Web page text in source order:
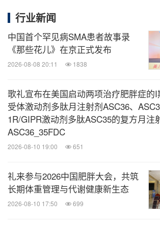
订阅！
业
健身/养生
分享到：
行业新闻
中国首个罕见病SMA患者故事录
《那些花儿》在京正式发布
2026-08-08 20:11 1838
歌礼宣布在美国启动两项治疗肥胖症的
受体激动剂多肽月注射剂ASC36、
1R/GIPR激动剂多肽ASC35的复方月注
ASC36_35FDC
2026-08-10 19:00 651
礼来参与2026中国肥胖大会，共筑
长期体重管理与代谢健康新生态
2026-08-10 17:50 699